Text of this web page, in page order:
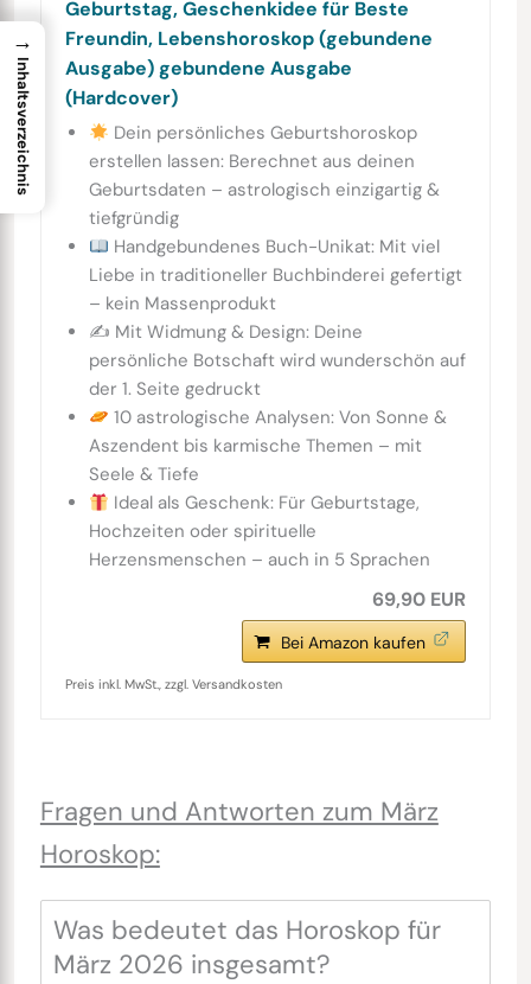
Geburtstag, Geschenkidee für Beste
Freundin, Lebenshoroskop (gebundene
Ausgabe) gebundene Ausgabe
(Hardcover)
Dein persönliches Geburtshoroskop
erstellen lassen: Berechnet aus deinen
Geburtsdaten – astrologisch einzigartig &
tiefgründig
Handgebundenes Buch-Unikat: Mit viel
Liebe in traditioneller Buchbinderei gefertigt
– kein Massenprodukt
✍️ Mit Widmung & Design: Deine
persönliche Botschaft wird wunderschön auf
der 1. Seite gedruckt
10 astrologische Analysen: Von Sonne &
Aszendent bis karmische Themen – mit
Seele & Tiefe
Ideal als Geschenk: Für Geburtstage,
Hochzeiten oder spirituelle
Herzensmenschen – auch in 5 Sprachen
69,90 EUR
Bei Amazon kaufen
Preis inkl. MwSt., zzgl. Versandkosten
Fragen und Antworten zum März
Horoskop:
Was bedeutet das Horoskop für
März 2026 insgesamt?
→
Inhaltsverzeichnis